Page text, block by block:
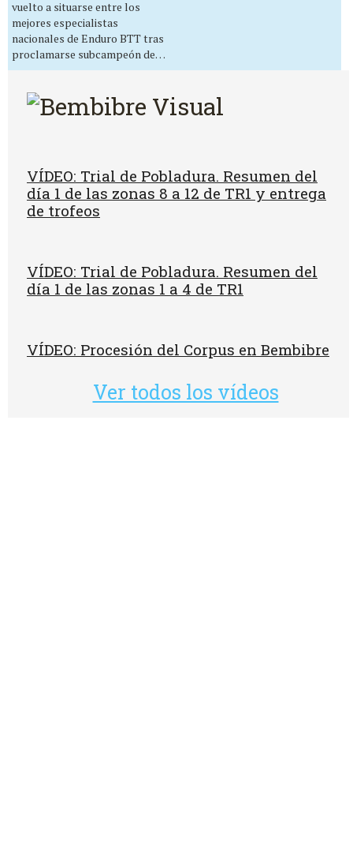
vuelto a situarse entre los
mejores especialistas
nacionales de Enduro BTT tras
proclamarse subcampeón de…
VÍDEO: Trial de Pobladura. Resumen del
día 1 de las zonas 8 a 12 de TR1 y entrega
de trofeos
VÍDEO: Trial de Pobladura. Resumen del
día 1 de las zonas 1 a 4 de TR1
VÍDEO: Procesión del Corpus en Bembibre
Ver todos los vídeos